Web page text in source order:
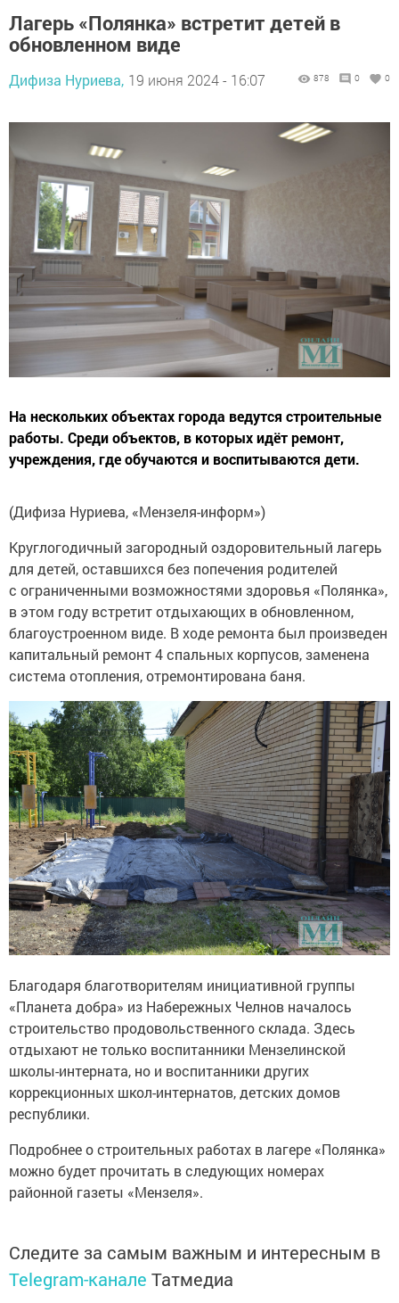
Лагерь «Полянка» встретит детей в
обновленном виде
Дифиза Нуриева, 19 июня 2024 - 16:07 878 0 0
На нескольких объектах города ведутся строительные
работы. Среди объектов, в которых идёт ремонт,
учреждения, где обучаются и воспитываются дети.
(Дифиза Нуриева, «Мензеля-информ»)
Круглогодичный загородный оздоровительный лагерь
для детей, оставшихся без попечения родителей
с ограниченными возможностями здоровья «Полянка»,
в этом году встретит отдыхающих в обновленном,
благоустроенном виде. В ходе ремонта был произведен
капитальный ремонт 4 спальных корпусов, заменена
система отопления, отремонтирована баня.
Благодаря благотворителям инициативной группы
«Планета добра» из Набережных Челнов началось
строительство продовольственного склада. Здесь
отдыхают не только воспитанники Мензелинской
школы-интерната, но и воспитанники других
коррекционных школ-интернатов, детских домов
республики.
Подробнее о строительных работах в лагере «Полянка»
можно будет прочитать в следующих номерах
районной газеты «Мензеля».
Следите за самым важным и интересным в
Telegram-канале Татмедиа